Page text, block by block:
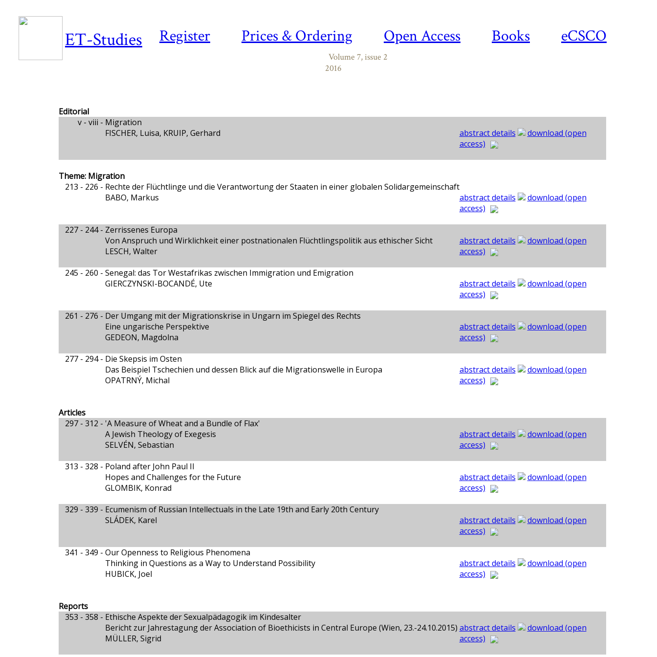
Register Prices & Ordering Open Access Books eCSCO
ET-Studies
Volume 7, issue 2
2016
Editorial
v - viii - Migration
FISCHER, Luisa, KRUIP, Gerhard
abstract details
download (open
access)
Theme: Migration
213 - 226 - Rechte der Flüchtlinge und die Verantwortung der Staaten in einer globalen Solidargemeinschaft
BABO, Markus
abstract details
download (open
access)
227 - 244 - Zerrissenes Europa
Von Anspruch und Wirklichkeit einer postnationalen Flüchtlingspolitik aus ethischer Sicht
LESCH, Walter
abstract details
download (open
access)
245 - 260 - Senegal: das Tor Westafrikas zwischen Immigration und Emigration
GIERCZYNSKI-BOCANDÉ, Ute
abstract details
download (open
access)
261 - 276 - Der Umgang mit der Migrationskrise in Ungarn im Spiegel des Rechts
Eine ungarische Perspektive
GEDEON, Magdolna
abstract details
download (open
access)
277 - 294 - Die Skepsis im Osten
Das Beispiel Tschechien und dessen Blick auf die Migrationswelle in Europa
OPATRNÝ, Michal
abstract details
download (open
access)
Articles
297 - 312 - 'A Measure of Wheat and a Bundle of Flax'
A Jewish Theology of Exegesis
SELVÉN, Sebastian
abstract details
download (open
access)
313 - 328 - Poland after John Paul II
Hopes and Challenges for the Future
GLOMBIK, Konrad
abstract details
download (open
access)
329 - 339 - Ecumenism of Russian Intellectuals in the Late 19th and Early 20th Century
SLÁDEK, Karel
abstract details
download (open
access)
341 - 349 - Our Openness to Religious Phenomena
Thinking in Questions as a Way to Understand Possibility
HUBICK, Joel
abstract details
download (open
access)
Reports
353 - 358 - Ethische Aspekte der Sexualpädagogik im Kindesalter
Bericht zur Jahrestagung der Association of Bioethicists in Central Europe (Wien, 23.-24.10.2015)
MÜLLER, Sigrid
abstract details
download (open
access)